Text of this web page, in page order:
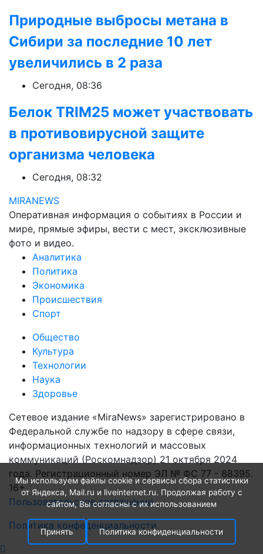
Природные выбросы метана в
Сибири за последние 10 лет
увеличились в 2 раза
Сегодня, 08:36
Белок TRIM25 может участвовать
в противовирусной защите
организма человека
Сегодня, 08:32
MIRANEWS
Оперативная информация о событиях в России и
мире, прямые эфиры, вести с мест, эксклюзивные
фото и видео.
Аналитика
Политика
Экономика
Происшествия
Спорт
Общество
Культура
Технологии
Наука
Здоровье
Сетевое издание «MiraNews» зарегистрировано в
Федеральной службе по надзору в сфере связи,
информационных технологий и массовых
коммуникаций (Роскомнадзор) 21 октября 2024
года. Регистрационный номер ЭЛ № ФС 77 - 88395.
16+
Пользовательское соглашение
Политика конфеденциальности
Мы используем файлы cookie и сервисы сбора статистики
от Яндекса, Mail.ru и liveinternet.ru. Продолжая работу с
сайтом, Вы согласны с их использованием
Принять Политика конфиденциальности